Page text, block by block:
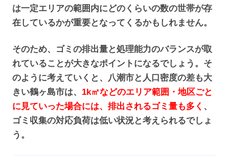
は一定エリアの範囲内にどのくらいの数の世帯が存
在しているかが重要となってくるかもしれません。
そのため、ゴミの排出量と処理能力のバランスが取
れていることが大きなポイントになるでしょう。そ
のように考えていくと、八潮市と人口密度の差も大
きい鶴ヶ島市は、 1k㎡などのエリア範囲・地区ごと
に見ていった場合には、排出されるゴミ量も多く 、
ゴミ収集の対応負荷は低い状況と考えられるでしょ
う。